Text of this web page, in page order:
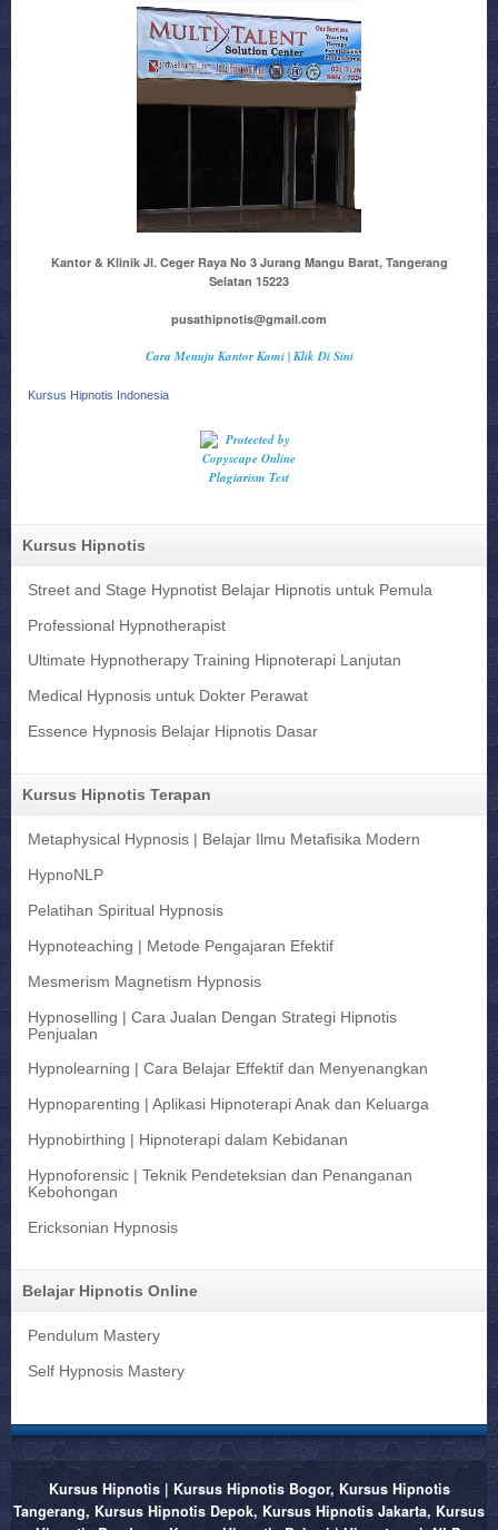
Kantor & Klinik Jl. Ceger Raya No 3 Jurang Mangu Barat, Tangerang
Selatan 15223
pusathipnotis@gmail.com
Cara Menuju Kantor Kami | Klik Di Sini
Kursus Hipnotis Indonesia
Kursus Hipnotis
Street and Stage Hypnotist Belajar Hipnotis untuk Pemula
Professional Hypnotherapist
Ultimate Hypnotherapy Training Hipnoterapi Lanjutan
Medical Hypnosis untuk Dokter Perawat
Essence Hypnosis Belajar Hipnotis Dasar
Kursus Hipnotis Terapan
Metaphysical Hypnosis | Belajar Ilmu Metafisika Modern
HypnoNLP
Pelatihan Spiritual Hypnosis
Hypnoteaching | Metode Pengajaran Efektif
Mesmerism Magnetism Hypnosis
Hypnoselling | Cara Jualan Dengan Strategi Hipnotis
Penjualan
Hypnolearning | Cara Belajar Effektif dan Menyenangkan
Hypnoparenting | Aplikasi Hipnoterapi Anak dan Keluarga
Hypnobirthing | Hipnoterapi dalam Kebidanan
Hypnoforensic | Teknik Pendeteksian dan Penanganan
Kebohongan
Ericksonian Hypnosis
Belajar Hipnotis Online
Pendulum Mastery
Self Hypnosis Mastery
Kursus Hipnotis | Kursus Hipnotis Bogor, Kursus Hipnotis
Tangerang, Kursus Hipnotis Depok, Kursus Hipnotis Jakarta, Kursus